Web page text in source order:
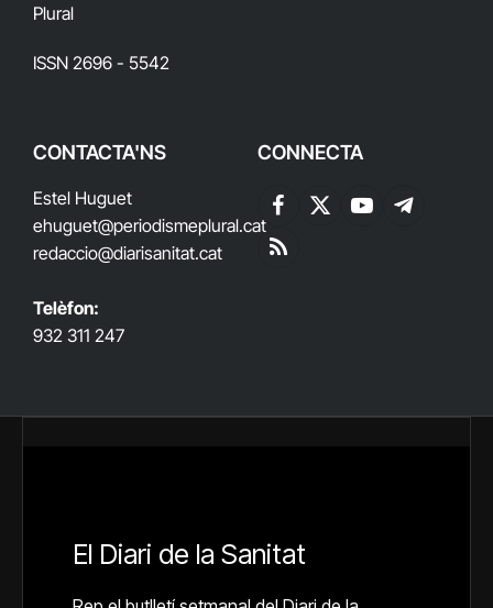
Plural
ISSN 2696 - 5542
CONTACTA'NS
Estel Huguet
ehuguet@periodismeplural.cat
redaccio@diarisanitat.cat
Telèfon:
932 311 247
CONNECTA
Facebook
X
YouTubeTelegram
RSS